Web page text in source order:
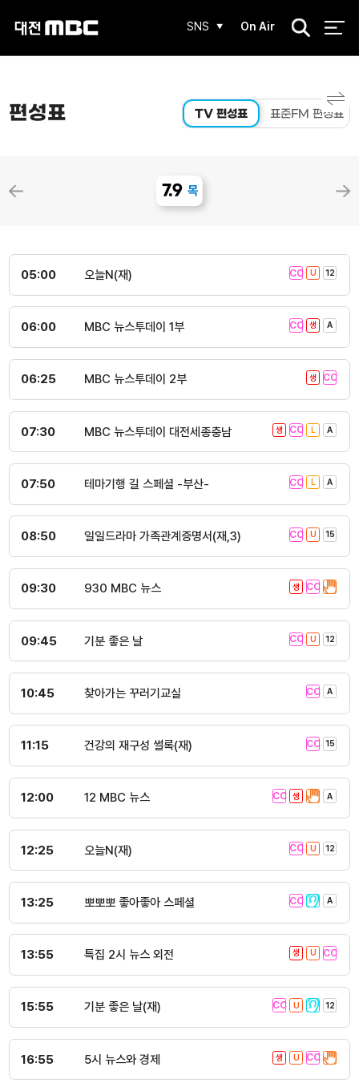
SNS On Air
검
편성표 TV 편성표 표준FM 편성표
7.9 목
05:00 오늘N(재)
06:00 MBC 뉴스투데이 1부
06:25 MBC 뉴스투데이 2부
07:30 MBC 뉴스투데이 대전세종충남
07:50 테마기행 길 스페셜 -부산-
08:50 일일드라마 가족관계증명서(재,3)
09:30 930 MBC 뉴스
09:45 기분 좋은 날
10:45 찾아가는 꾸러기교실
11:15 건강의 재구성 썰록(재)
12:00 12 MBC 뉴스
12:25 오늘N(재)
13:25 뽀뽀뽀 좋아좋아 스페셜
13:55 특집 2시 뉴스 외전
15:55 기분 좋은 날(재)
16:55 5시 뉴스와 경제